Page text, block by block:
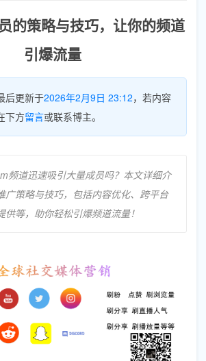
的策略与技巧，让你的频道
引爆流量
后更新于2026年2月9日 23:12，若内容
下方留言或联系博主。
频道迅速吸引大量成员吗？本文详细介
广策略与技巧，包括内容优化、跨平台
供等，助你轻松引爆频道流量！